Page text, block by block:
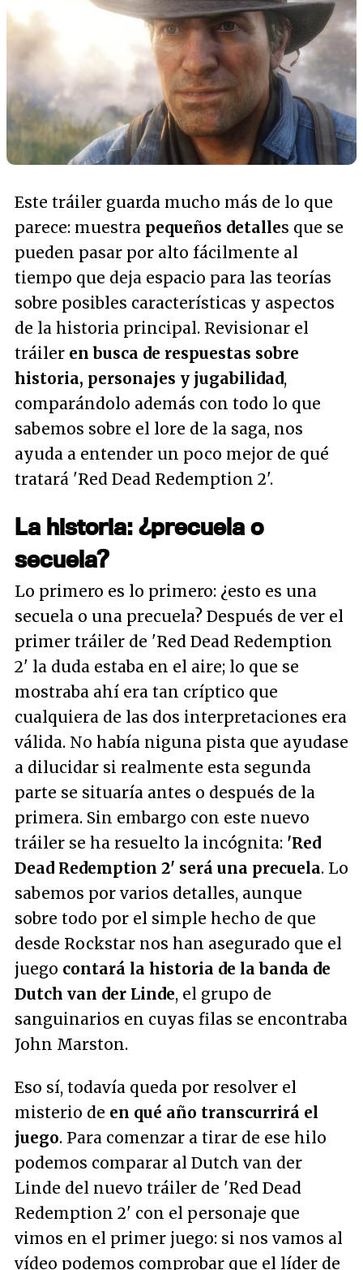
Este tráiler guarda mucho más de lo que
parece: muestra pequeños detalles que se
pueden pasar por alto fácilmente al
tiempo que deja espacio para las teorías
sobre posibles características y aspectos
de la historia principal. Revisionar el
tráiler en busca de respuestas sobre
historia, personajes y jugabilidad,
comparándolo además con todo lo que
sabemos sobre el lore de la saga, nos
ayuda a entender un poco mejor de qué
tratará 'Red Dead Redemption 2'.
La historia: ¿precuela o
secuela?
Lo primero es lo primero: ¿esto es una
secuela o una precuela? Después de ver el
primer tráiler de 'Red Dead Redemption
2' la duda estaba en el aire; lo que se
mostraba ahí era tan críptico que
cualquiera de las dos interpretaciones era
válida. No había niguna pista que ayudase
a dilucidar si realmente esta segunda
parte se situaría antes o después de la
primera. Sin embargo con este nuevo
tráiler se ha resuelto la incógnita: 'Red
Dead Redemption 2' será una precuela. Lo
sabemos por varios detalles, aunque
sobre todo por el simple hecho de que
desde Rockstar nos han asegurado que el
juego contará la historia de la banda de
Dutch van der Linde, el grupo de
sanguinarios en cuyas filas se encontraba
John Marston.
Eso sí, todavía queda por resolver el
misterio de en qué año transcurrirá el
juego. Para comenzar a tirar de ese hilo
podemos comparar al Dutch van der
Linde del nuevo tráiler de 'Red Dead
Redemption 2' con el personaje que
vimos en el primer juego: si nos vamos al
vídeo podemos comprobar que el líder de